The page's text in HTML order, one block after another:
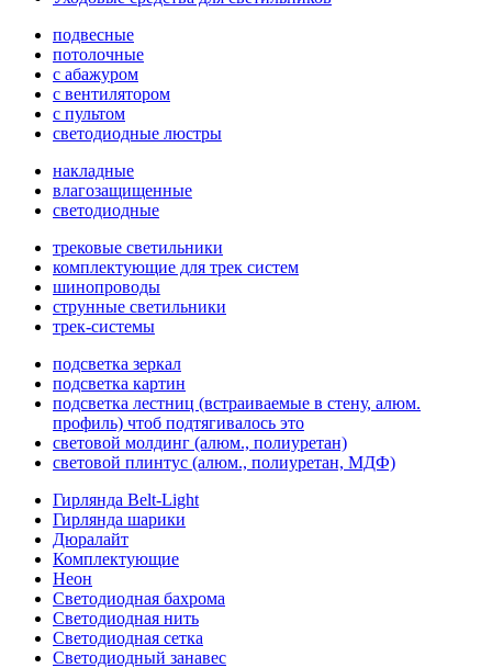
подвесные
потолочные
с абажуром
с вентилятором
с пультом
светодиодные люстры
накладные
влагозащищенные
светодиодные
трековые светильники
комплектующие для трек систем
шинопроводы
струнные светильники
трек-системы
подсветка зеркал
подсветка картин
подсветка лестниц (встраиваемые в стену, алюм.
профиль) чтоб подтягивалось это
световой молдинг (алюм., полиуретан)
световой плинтус (алюм., полиуретан, МДФ)
Гирлянда Belt-Light
Гирлянда шарики
Дюралайт
Комплектующие
Неон
Светодиодная бахрома
Светодиодная нить
Светодиодная сетка
Светодиодный занавес